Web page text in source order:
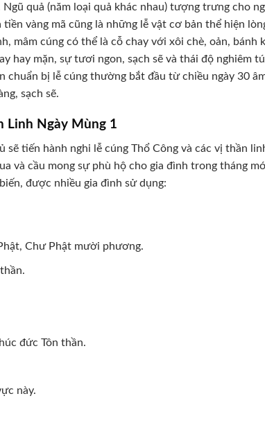
quả (năm loại quả khác nhau) tượng trưng cho
vàng mã cũng là những lễ vật cơ bản thể hiện
mâm cúng có thể là cỗ chay với xôi chè, oản, bánh
hay mặn, sự tươi ngon, sạch sẽ và thái độ nghiêm
chuẩn bị lễ cúng thường bắt đầu từ chiều ngày 30
sạch sẽ.
Linh Ngày Mùng 1
tiến hành nghi lễ cúng Thổ Công và các vị thần
và cầu mong sự phù hộ cho gia đình trong tháng
được nhiều gia đình sử dụng:
Chư Phật mười phương.
đức Tôn thần.
này.